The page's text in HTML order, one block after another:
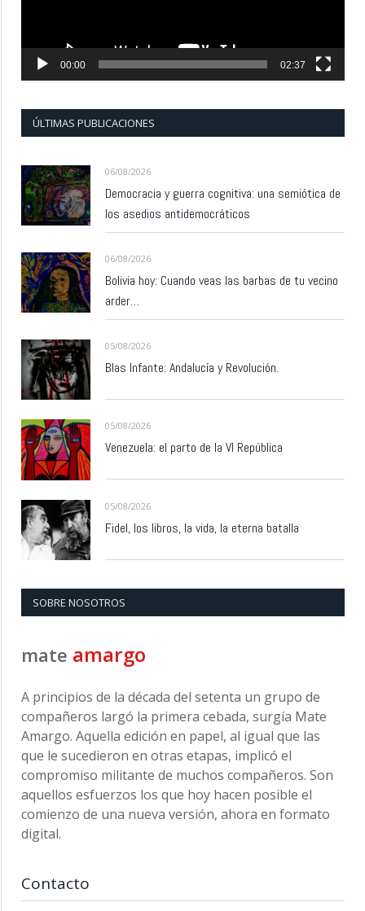
00:00 02:37
ÚLTIMAS PUBLICACIONES
06/08/2026
Democracia y guerra cognitiva: una semiótica de
los asedios antidemocráticos
06/08/2026
Bolivia hoy: Cuando veas las barbas de tu vecino
arder…
05/08/2026
Blas Infante: Andalucía y Revolución.
05/08/2026
Venezuela: el parto de la VI República
05/08/2026
Fidel, los libros, la vida, la eterna batalla
SOBRE NOSOTROS
mate amargo
A principios de la década del setenta un grupo de
compañeros largó la primera cebada, surgía Mate
Amargo. Aquella edición en papel, al igual que las
que le sucedieron en otras etapas, implicó el
compromiso militante de muchos compañeros. Son
aquellos esfuerzos los que hoy hacen posible el
comienzo de una nueva versión, ahora en formato
digital.
Contacto